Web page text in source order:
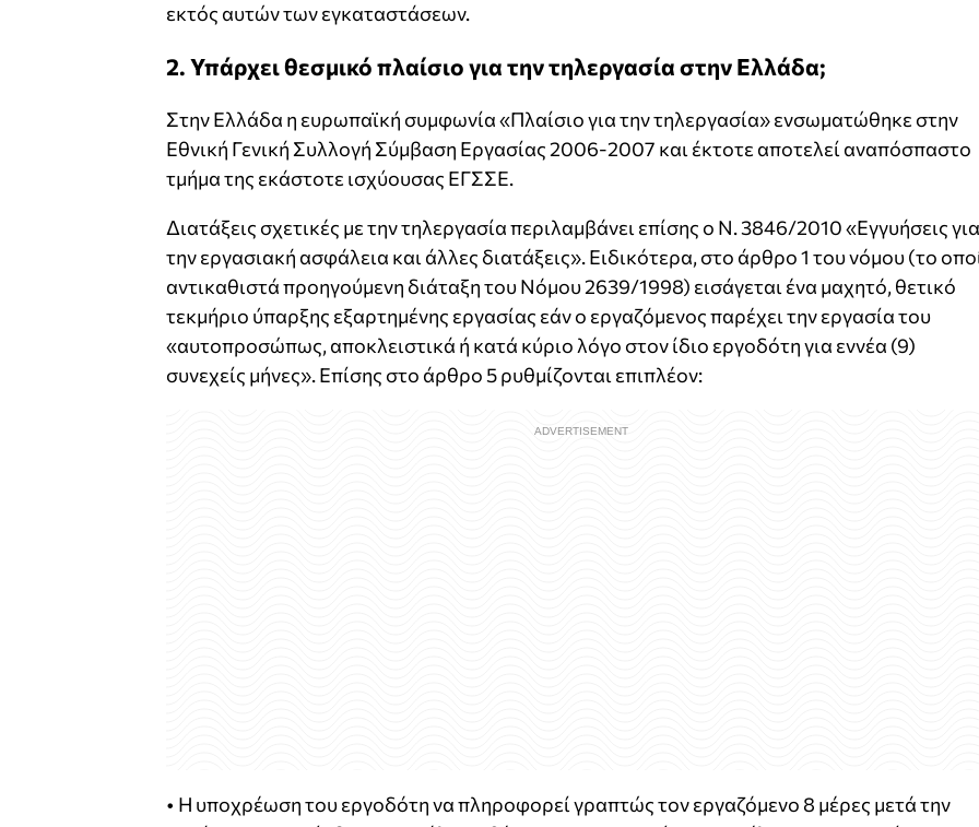
εκτός αυτών των εγκαταστάσεων.
2. Υπάρχει θεσμικό πλαίσιο για την τηλεργασία στην Ελλάδα;
Στην Ελλάδα η ευρωπαϊκή συμφωνία «Πλαίσιο για την τηλεργασία» ενσωματώθηκε στην
Εθνική Γενική Συλλογή Σύμβαση Εργασίας 2006-2007 και έκτοτε αποτελεί αναπόσπαστο
τμήμα της εκάστοτε ισχύουσας ΕΓΣΣΕ.
Διατάξεις σχετικές με την τηλεργασία περιλαμβάνει επίσης ο Ν. 3846/2010 «Εγγυήσεις για
την εργασιακή ασφάλεια και άλλες διατάξεις». Ειδικότερα, στο άρθρο 1 του νόμου (το
αντικαθιστά προηγούμενη διάταξη του Νόμου 2639/1998) εισάγεται ένα μαχητό, θετικό
τεκμήριο ύπαρξης εξαρτημένης εργασίας εάν ο εργαζόμενος παρέχει την εργασία του
«αυτοπροσώπως, αποκλειστικά ή κατά κύριο λόγο στον ίδιο εργοδότη για εννέα (9)
συνεχείς μήνες». Επίσης στο άρθρο 5 ρυθμίζονται επιπλέον:
• Η υποχρέωση του εργοδότη να πληροφορεί γραπτώς τον εργαζόμενο 8 μέρες μετά την